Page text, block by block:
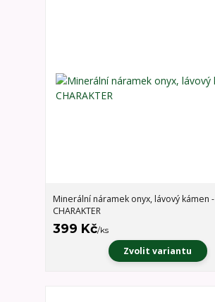
Minerální náramek onyx, lávový kámen -
CHARAKTER
399 Kč/ks
Zvolit variantu